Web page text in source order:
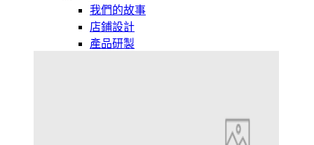
我們的故事
店鋪設計
產品研製